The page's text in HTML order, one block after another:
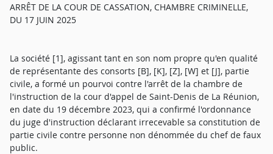
ARRÊT DE LA COUR DE CASSATION, CHAMBRE CRIMINELLE,
DU 17 JUIN 2025
La société [1], agissant tant en son nom propre qu'en qualité
de représentante des consorts [B], [K], [Z], [W] et [J], partie
civile, a formé un pourvoi contre l'arrêt de la chambre de
l'instruction de la cour d'appel de Saint-Denis de La Réunion,
en date du 19 décembre 2023, qui a confirmé l'ordonnance
du juge d'instruction déclarant irrecevable sa constitution de
partie civile contre personne non dénommée du chef de faux
public.